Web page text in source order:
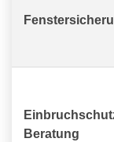
Beratung